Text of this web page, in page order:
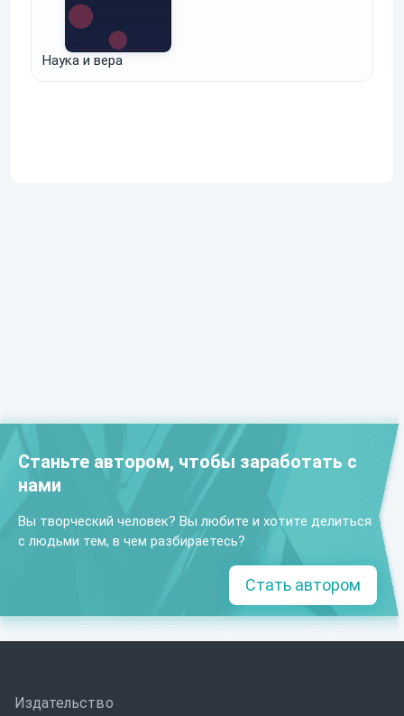
Наука и вера
Станьте автором, чтобы заработать с
нами
Вы творческий человек? Вы любите и хотите делиться
с людьми тем, в чем разбираетесь?
Стать автором
Издательство